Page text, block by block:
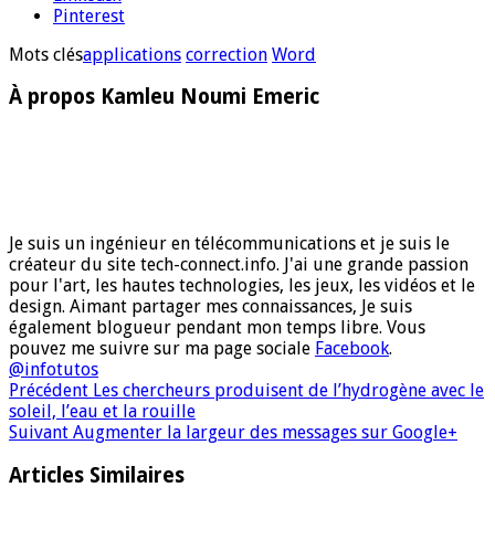
Pinterest
Mots clésapplications correction Word
À propos Kamleu Noumi Emeric
Je suis un ingénieur en télécommunications et je suis le
créateur du site tech-connect.info. J'ai une grande passion
pour l'art, les hautes technologies, les jeux, les vidéos et le
design. Aimant partager mes connaissances, Je suis
également blogueur pendant mon temps libre. Vous
pouvez me suivre sur ma page sociale Facebook.
@infotutos
Précédent Les chercheurs produisent de l’hydrogène avec le
soleil, l’eau et la rouille
Suivant Augmenter la largeur des messages sur Google+
Articles Similaires